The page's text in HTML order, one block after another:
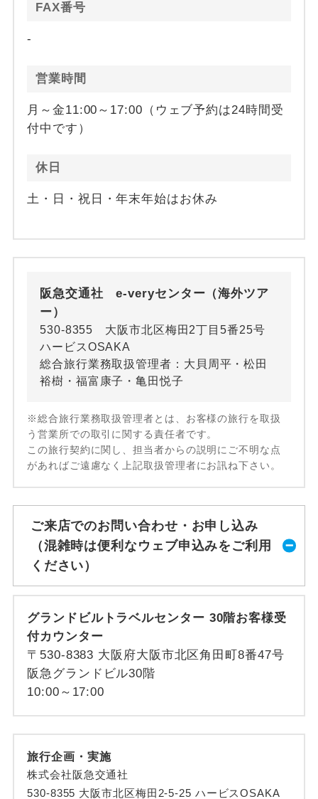
FAX番号
-
営業時間
月～金11:00～17:00（ウェブ予約は24時間受
付中です）
休日
土・日・祝日・年末年始はお休み
阪急交通社 e-veryセンター（海外ツア
ー）
530-8355 大阪市北区梅田2丁目5番25号
ハービスOSAKA
総合旅行業務取扱管理者：大貝周平・松田
裕樹・福富康子・亀田悦子
※総合旅行業務取扱管理者とは、お客様の旅行を取扱
う営業所での取引に関する責任者です。
この旅行契約に関し、担当者からの説明にご不明な点
があればご遠慮なく上記取扱管理者にお訊ね下さい。
ご来店でのお問い合わせ・お申し込み
（混雑時は便利なウェブ申込みをご利用
ください）
グランドビルトラベルセンター 30階お客様受
付カウンター
〒530-8383 大阪府大阪市北区角田町8番47号
阪急グランドビル30階
10:00～17:00
旅行企画・実施
株式会社阪急交通社
530-8355 大阪市北区梅田2-5-25 ハービスOSAKA